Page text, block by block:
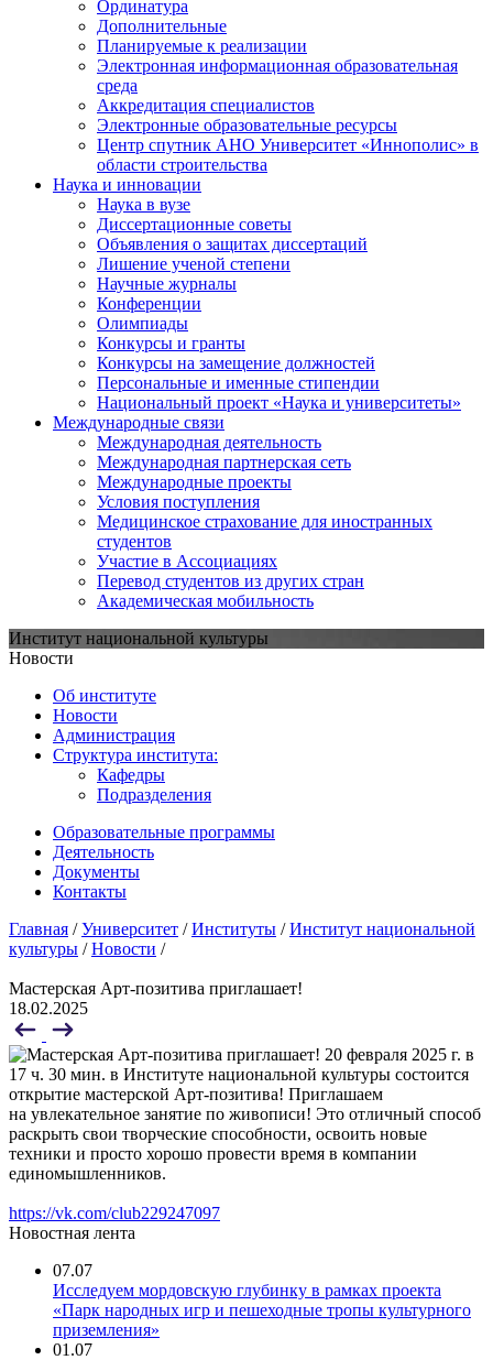
Ординатура
Дополнительные
Планируемые к реализации
Электронная информационная образовательная
среда
Аккредитация специалистов
Электронные образовательные ресурсы
Центр спутник АНО Университет «Иннополис» в
области строительства
Наука и инновации
Наука в вузе
Диссертационные советы
Объявления о защитах диссертаций
Лишение ученой степени
Научные журналы
Конференции
Олимпиады
Конкурсы и гранты
Конкурсы на замещение должностей
Персональные и именные стипендии
Национальный проект «Наука и университеты»
Международные связи
Международная деятельность
Международная партнерская сеть
Международные проекты
Условия поступления
Медицинское страхование для иностранных
студентов
Участие в Ассоциациях
Перевод студентов из других стран
Академическая мобильность
Институт национальной культуры
Новости
Об институте
Новости
Администрация
Структура института:
Кафедры
Подразделения
Образовательные программы
Деятельность
Документы
Контакты
Главная /Университет /Институты /Институт национальной
культуры /Новости /
Мастерская Арт-позитива приглашает!
18.02.2025
20 февраля 2025 г. в
17 ч. 30 мин. в Институте национальной культуры состоится
открытие мастерской Арт-позитива! Приглашаем
на увлекательное занятие по живописи! Это отличный способ
раскрыть свои творческие способности, освоить новые
техники и просто хорошо провести время в компании
единомышленников.
https://vk.com/club229247097
Новостная лента
07.07
Исследуем мордовскую глубинку в рамках проекта
«Парк народных игр и пешеходные тропы культурного
приземления»
01.07